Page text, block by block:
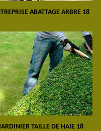
ABATTAGE ARBRE 18
TAILLE DE HAIE 18